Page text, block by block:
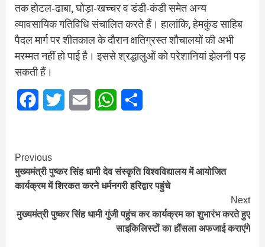
तक होटल-ढाबा, घोड़ा-खच्चर व डंडी-कंडी समेत अन्य
व्यावसायिक गतिविधि संचालित करते हैं। हालांकि, हेमकुंड साहिब
पैदल मार्ग पर शीतकाल के दौरान क्षतिग्रस्त शौचालयों की अभी
मरम्मत नहीं हो पाई है। इससे श्रद्धालुओं को परेशानियां झेलनी पड़
सकती हैं।
FacebookTwitter Email WhatsApp
Continue
Reading
Previous
मुख्‍यमंत्री पुष्‍कर सिंह धामी देव संस्कृति विश्वविद्यालय में आयोजित
कार्यक्रम में शिरकत करने धर्मनगरी हरिद्वार पहुंचे
Next
मुख्यमंत्री पुष्कर सिंह धामी गुंजी पहुंच कर कार्यक्रम का शुभारंभ करते हुए
साइकिलिस्टों का हौंसला अफजाई कराएंगे